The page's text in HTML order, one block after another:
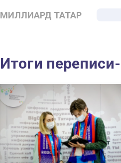
МИЛЛИАРД ТАТАР
Итоги